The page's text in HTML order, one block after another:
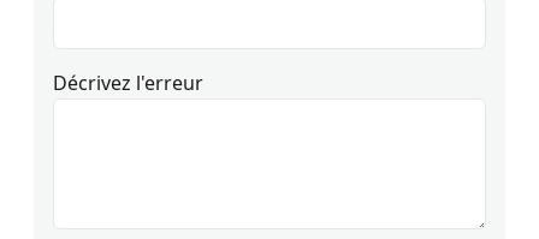
Décrivez l'erreur